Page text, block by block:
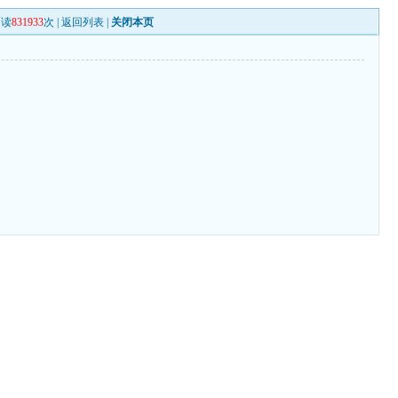
831933次 |返回列表 关闭本页